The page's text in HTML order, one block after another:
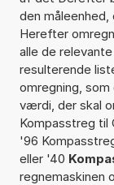
den
Herefter
alle de
resulterende
omregning,
værdi, der skal
Kompasstreg til
'96
eller '40
regnemaskinen